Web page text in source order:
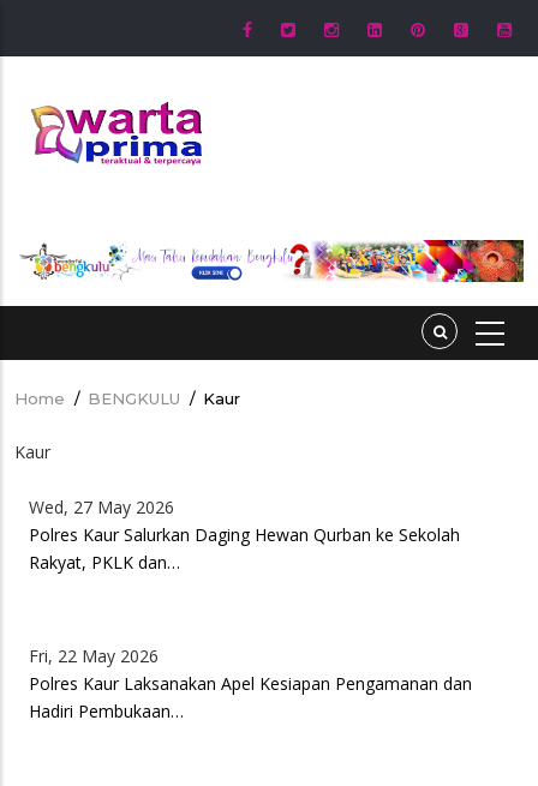
Breadcrumb
Home / BENGKULU / Kaur
Kaur
Wed, 27 May 2026
Polres Kaur Salurkan Daging Hewan Qurban ke Sekolah
Rakyat, PKLK dan…
Fri, 22 May 2026
Polres Kaur Laksanakan Apel Kesiapan Pengamanan dan
Hadiri Pembukaan…